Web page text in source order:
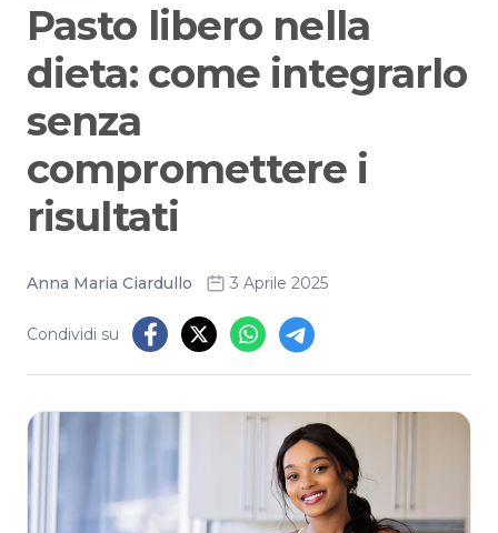
Pasto libero nella
dieta: come integrarlo
senza
compromettere i
risultati
Anna Maria Ciardullo 3 Aprile 2025
Condividi su